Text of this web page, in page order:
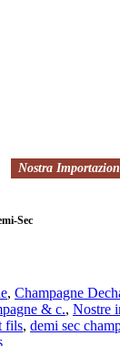
Nostra
Sec
, Champagne
& c., Nostre
fils, demi sec